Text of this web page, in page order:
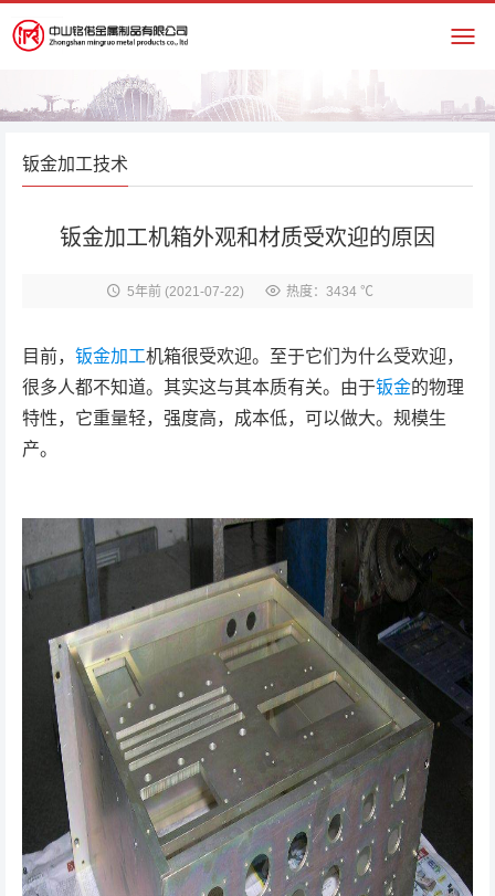
钣金加工技术
钣金加工机箱外观和材质受欢迎的原因
5年前(2021-07-22) 热度：3434 ℃
目前， 钣金加工机箱很受欢迎。至于它们为什么受欢迎，
很多人都不知道。其实这与其本质有关。由于钣金的物理
特性，它重量轻，强度高，成本低，可以做大。规模生
产。